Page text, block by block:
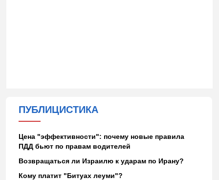
ПУБЛИЦИСТИКА
Цена "эффективности": почему новые правила
ПДД бьют по правам водителей
Возвращаться ли Израилю к ударам по Ирану?
Кому платит "Битуах леуми"?